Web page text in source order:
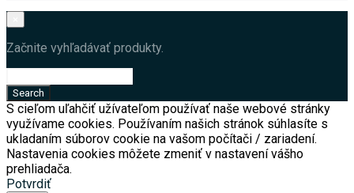
Začnite vyhľadávať produkty.
S cieľom uľahčiť užívateľom používať naše webové stránky
využívame cookies. Používaním našich stránok súhlasíte s
ukladaním súborov cookie na vašom počítači / zariadení.
Nastavenia cookies môžete zmeniť v nastavení vášho
prehliadača.
Potvrdiť